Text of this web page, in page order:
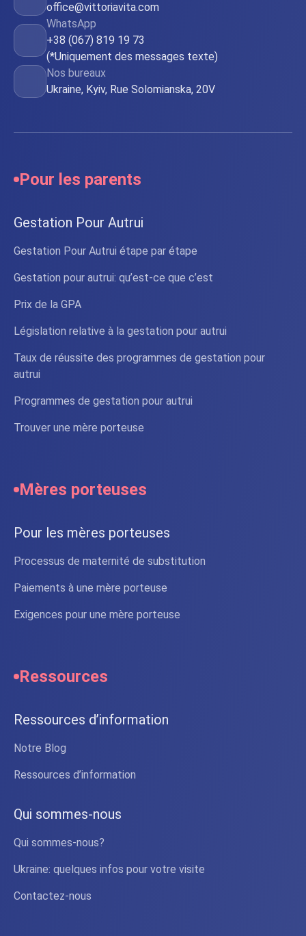
office@vittoriavita.com
WhatsApp
+38 (067) 819 19 73
(*Uniquement des messages texte)
Nos bureaux
Ukraine, Kyiv, Rue Solomianska, 20V
Pour les parents
Gestation Pour Autrui
Gestation Pour Autrui étape par étape
Gestation pour autrui: qu’est-ce que c’est
Prix de la GPA
Législation relative à la gestation pour autrui
Taux de réussite des programmes de gestation pour
autrui
Programmes de gestation pour autrui
Trouver une mère porteuse
Mères porteuses
Pour les mères porteuses
Processus de maternité de substitution
Paiements à une mère porteuse
Exigences pour une mère porteuse
Ressources
Ressources d’information
Notre Blog
Ressources d’information
Qui sommes-nous
Qui sommes-nous?
Ukraine: quelques infos pour votre visite
Contactez-nous